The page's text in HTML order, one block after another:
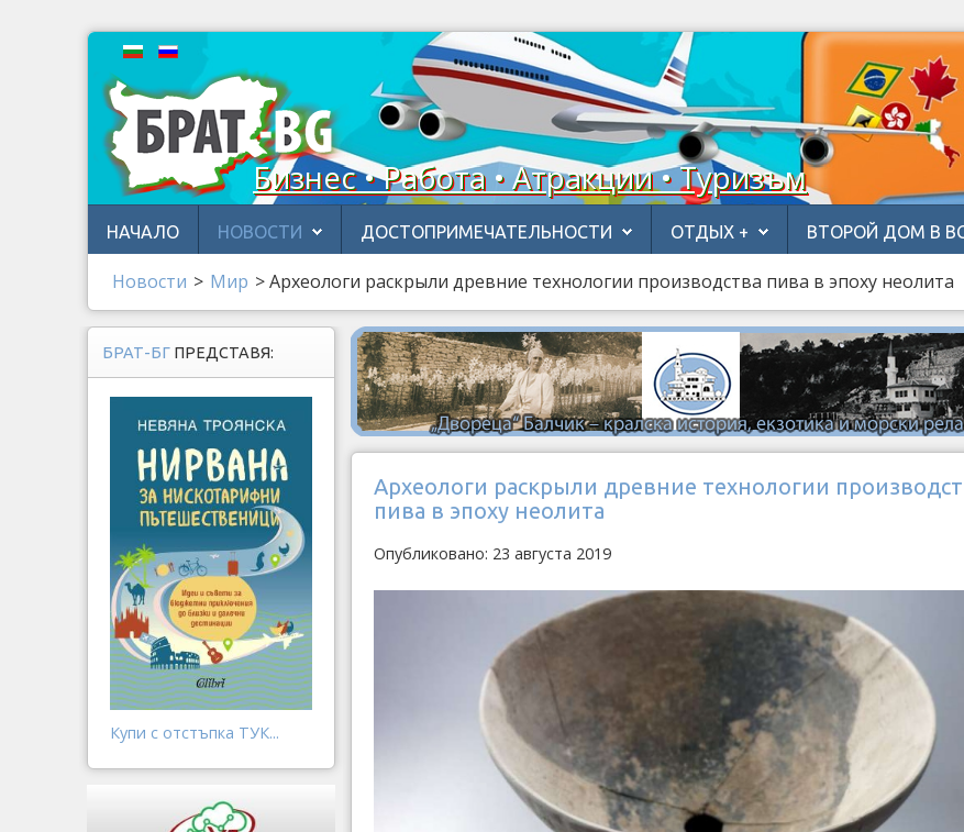
Бизнес • Работа • Атракции • Туризъм
НАЧАЛО НОВОСТИ ДОСТОПРИМЕЧАТЕЛЬНОСТИ ОТДЫХ + ВТОРОЙ ДОМ В
Новости > Мир >Археологи раскрыли древние технологии производства пива в эпоху неолита
Археологи раскрыли древние технологии
пива в эпоху неолита
Опубликовано: 23 августа 2019
БРАТ-БГ ПРЕДСТАВЯ:
Купи с отстъпка ТУК...